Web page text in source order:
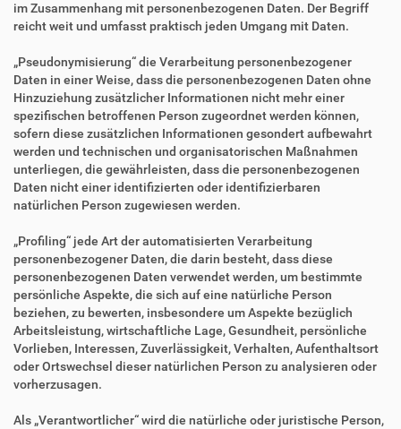
im Zusammenhang mit personenbezogenen Daten. Der Begriff
reicht weit und umfasst praktisch jeden Umgang mit Daten.
„Pseudonymisierung“ die Verarbeitung personenbezogener
Daten in einer Weise, dass die personenbezogenen Daten ohne
Hinzuziehung zusätzlicher Informationen nicht mehr einer
spezifischen betroffenen Person zugeordnet werden können,
sofern diese zusätzlichen Informationen gesondert aufbewahrt
werden und technischen und organisatorischen Maßnahmen
unterliegen, die gewährleisten, dass die personenbezogenen
Daten nicht einer identifizierten oder identifizierbaren
natürlichen Person zugewiesen werden.
„Profiling“ jede Art der automatisierten Verarbeitung
personenbezogener Daten, die darin besteht, dass diese
personenbezogenen Daten verwendet werden, um bestimmte
persönliche Aspekte, die sich auf eine natürliche Person
beziehen, zu bewerten, insbesondere um Aspekte bezüglich
Arbeitsleistung, wirtschaftliche Lage, Gesundheit, persönliche
Vorlieben, Interessen, Zuverlässigkeit, Verhalten, Aufenthaltsort
oder Ortswechsel dieser natürlichen Person zu analysieren oder
vorherzusagen.
Als „Verantwortlicher“ wird die natürliche oder juristische Person,